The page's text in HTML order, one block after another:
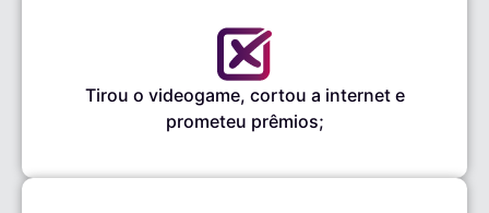
Tirou o videogame, cortou a internet e
prometeu prêmios;